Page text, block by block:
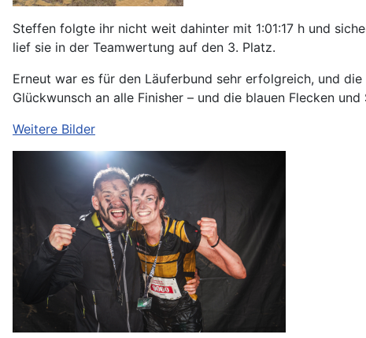
Steffen folgte ihr nicht weit dahinter mit 1:01:17 h und
lief sie in der Teamwertung auf den 3. Platz.
Erneut war es für den Läuferbund sehr erfolgreich, und
Glückwunsch an alle Finisher – und die blauen Flecken
Weitere Bilder